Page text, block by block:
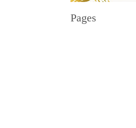
Pages